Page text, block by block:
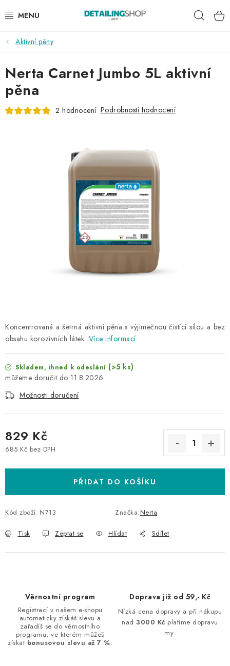
na
AKCE
NOVINKY
EXTERIÉR
DÁRKOVÉ SADY A POUKAZY
Věrnostní program
Všeobecné obchodní podmínky
Podmínky ochrany osobních údajů
Mapa serveru
Aktivní pěny
Koncentrovaná a šetrná aktivní pěna s výjimečnou čistící silou a bez
obsahu korozivních látek. Více informací
Skladem, ihned k odeslání (>5 ks)
11.8.2026
Možnosti doručení
829 Kč
685 Kč bez DPH
PŘIDAT DO KOŠÍKU
Kód zboží: N713 Značka:Nerta
Tisk Zeptat se Hlídat Sdílet
Nerta Carnet Jumbo 5L aktivní
pěna
2 hodnocení Podrobnosti hodnocení
Věrnostní program
Registrací v našem e-shopu
automaticky získáš slevu a
zařadíš se do věrnostního
programu, ve kterém můžeš
získat bonusovou slevu až 7 %.
Doprava již od 59,- Kč
Nízká cena dopravy a při nákupu
nad3000 Kč platíme dopravu
my.